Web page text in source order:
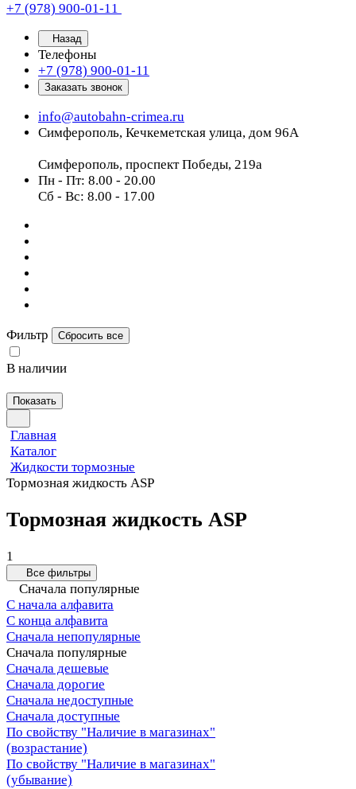
+7 (978) 900-01-11
Назад
Телефоны
+7 (978) 900-01-11
Заказать звонок
info@autobahn-crimea.ru
Симферополь, Кечкеметская улица, дом 96А
Симферополь, проспект Победы, 219а
Пн - Пт: 8.00 - 20.00
Сб - Вс: 8.00 - 17.00
Фильтр Сбросить все
В наличии
Показать
Главная
Каталог
Жидкости тормозные
Тормозная жидкость ASP
Тормозная жидкость ASP
1
Все фильтры
Сначала популярные
С начала алфавита
С конца алфавита
Сначала непопулярные
Сначала популярные
Сначала дешевые
Сначала дорогие
Сначала недоступные
Сначала доступные
По свойству "Наличие в магазинах"
(возрастание)
По свойству "Наличие в магазинах"
(убывание)